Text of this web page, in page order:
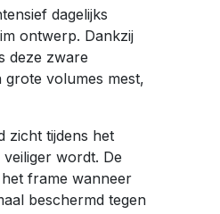
dagelijks
ontwerp. Dankzij
deze zware
grote volumes mest,
zicht tijdens het
wordt. De
frame wanneer
beschermd tegen